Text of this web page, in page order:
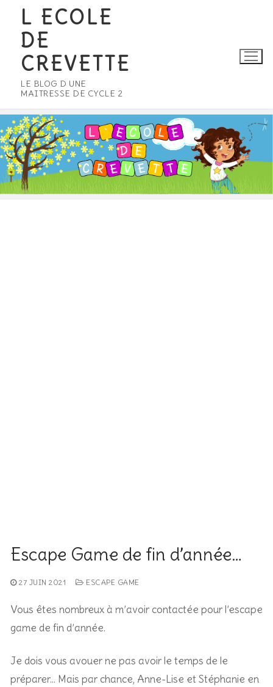
contenu
L ECOLE
DE
CREVETTE
LE BLOG D UNE
MAITRESSE DE CYCLE 2
Escape Game de fin d’année…
27 JUIN 2021 ESCAPE GAME
Vous êtes nombreux à m’avoir contactée pour l’escape
game de fin d’année.
Je dois vous avouer ne pas avoir le temps de le
préparer… Mais par chance, Anne-Lise et Stéphanie en